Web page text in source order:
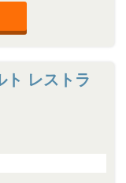
ト レストラ